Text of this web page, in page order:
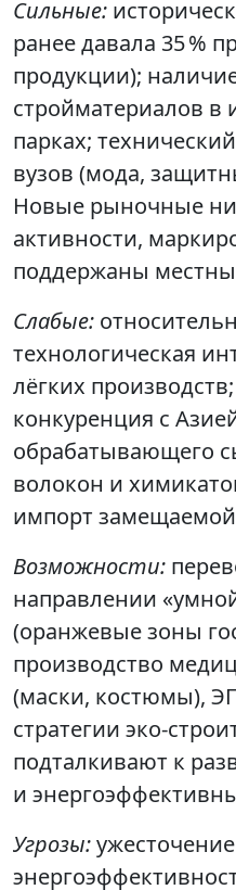
Сильные:
ранее давала 35 %
продукции);
стройматериалов в
парках;
вузов (мода,
Новые рыночные
активности,
поддержаны
Слабые:
технологическая
лёгких
конкуренция с
обрабатывающего
волокон и
импорт
Возможности:
направлении
(оранжевые зоны
производство
(маски, костюмы),
стратегии эко-
подталкивают к
и
Угрозы: